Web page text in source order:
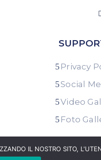
Privacy
Social
Video
Foto
IL NOSTRO SITO,